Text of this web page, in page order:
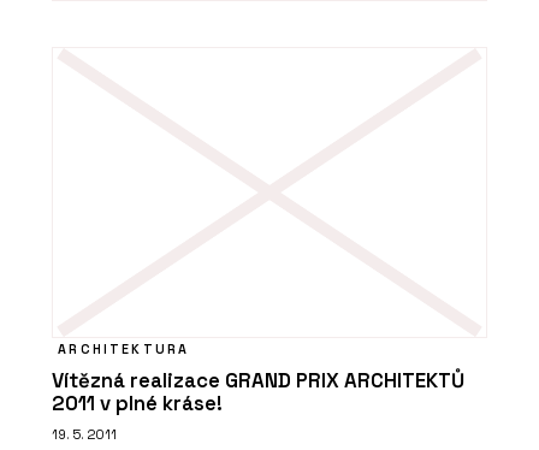
PRODUKTY
Dubové podlahy - OAKCENT
ARCHITEKTURA
Vítězná realizace GRAND PRIX ARCHITEKTŮ
2011 v plné kráse!
19. 5. 2011